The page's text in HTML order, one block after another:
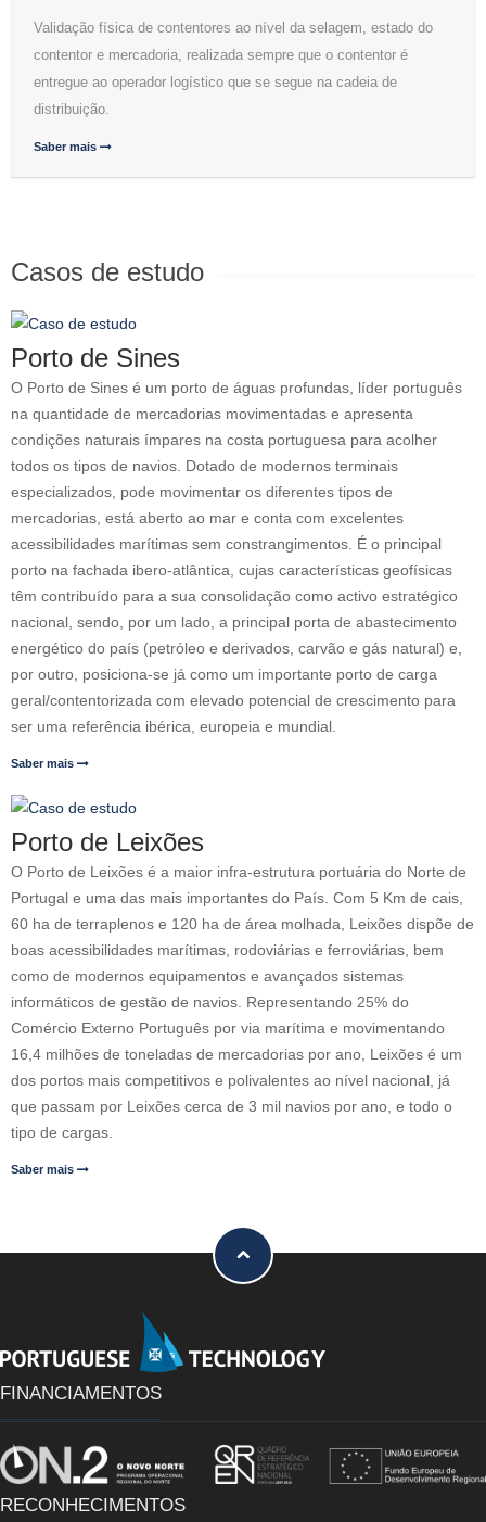
Validação física de contentores ao nível da selagem, estado do
contentor e mercadoria, realizada sempre que o contentor é
entregue ao operador logístico que se segue na cadeia de
distribuição.
Saber mais
Casos de estudo
Porto de Sines
O Porto de Sines é um porto de águas profundas, líder português
na quantidade de mercadorias movimentadas e apresenta
condições naturais ímpares na costa portuguesa para acolher
todos os tipos de navios. Dotado de modernos terminais
especializados, pode movimentar os diferentes tipos de
mercadorias, está aberto ao mar e conta com excelentes
acessibilidades marítimas sem constrangimentos. É o principal
porto na fachada ibero-atlântica, cujas características geofísicas
têm contribuído para a sua consolidação como activo estratégico
nacional, sendo, por um lado, a principal porta de abastecimento
energético do país (petróleo e derivados, carvão e gás natural) e,
por outro, posiciona-se já como um importante porto de carga
geral/contentorizada com elevado potencial de crescimento para
ser uma referência ibérica, europeia e mundial.
Saber mais
Porto de Leixões
O Porto de Leixões é a maior infra-estrutura portuária do Norte de
Portugal e uma das mais importantes do País. Com 5 Km de cais,
60 ha de terraplenos e 120 ha de área molhada, Leixões dispõe de
boas acessibilidades marítimas, rodoviárias e ferroviárias, bem
como de modernos equipamentos e avançados sistemas
informáticos de gestão de navios. Representando 25% do
Comércio Externo Português por via marítima e movimentando
16,4 milhões de toneladas de mercadorias por ano, Leixões é um
dos portos mais competitivos e polivalentes ao nível nacional, já
que passam por Leixões cerca de 3 mil navios por ano, e todo o
tipo de cargas.
Saber mais
FINANCIAMENTOS
RECONHECIMENTOS